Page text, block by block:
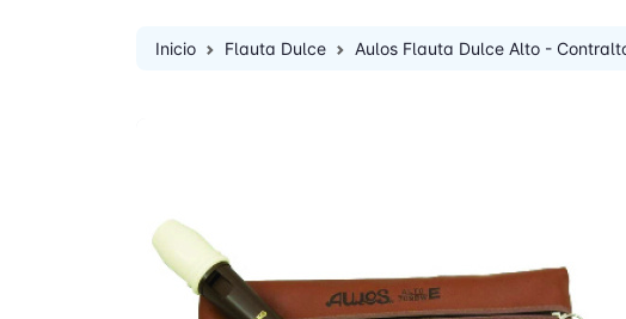
Inicio Flauta Dulce Aulos Flauta Dulce Alto -